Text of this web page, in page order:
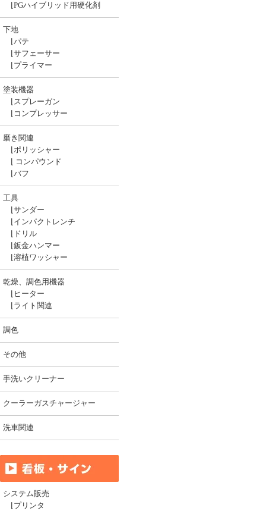
PGハイブリッド用硬化剤
下地
パテ
サフェーサー
プライマー
塗装機器
スプレーガン
コンプレッサー
磨き関連
ポリッシャー
コンパウンド
バフ
工具
サンダー
インパクトレンチ
ドリル
鈑金ハンマー
溶植ワッシャー
乾燥、調色用機器
ヒーター
ライト関連
調色
その他
手洗いクリーナー
クーラーガスチャージャー
洗車関連
システム販売
プリンタ